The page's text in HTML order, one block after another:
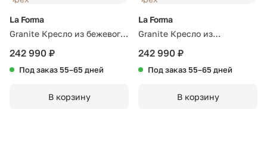
La Forma
Granite Кресло из бежевого
шенилла и массива ясеня в
242 990 ₽
Под заказ 55–65 дней
В корзину
La Forma
Granite Кресло из
коричневого шенилла и
242 990 ₽
Под заказ 55–65 дней
В корзину